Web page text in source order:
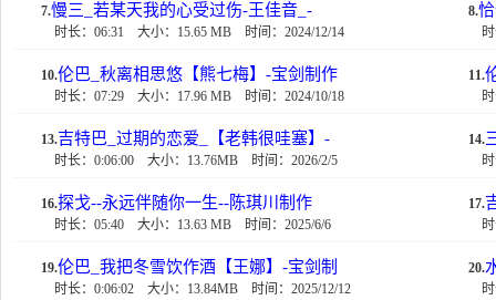
7.慢三_若某天我的心受过伤-王佳音_-
时长：06:31 大小：15.65 MB 时间：2024/12/14
8.
10.伦巴_秋离相思悠【熊七梅】-宝剑制作
时长：07:29 大小：17.96 MB 时间：2024/10/18
11.
13.吉特巴_过期的恋爱_【老韩很哇塞】-
时长：0:06:00 大小：13.76MB 时间：2026/2/5
14.
16.探戈--永远伴随你一生--陈琪川制作
时长：05:40 大小：13.63 MB 时间：2025/6/6
17.
19.伦巴_我把冬雪饮作酒【王娜】-宝剑制
时长：0:06:02 大小：13.84MB 时间：2025/12/12
20.